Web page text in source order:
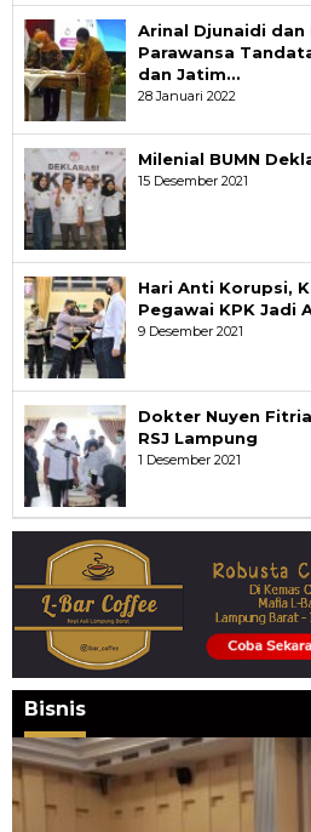
Arinal Djunaidi
Parawansa
dan Jatim…
28 Januari 2022
Milenial BUMN
15 Desember 2021
Hari Anti Korupsi,
Pegawai KPK Jadi
9 Desember 2021
Dokter Nuyen
RSJ Lampung
1 Desember 2021
Bisnis